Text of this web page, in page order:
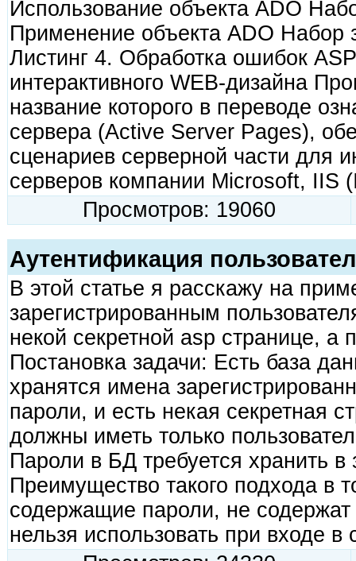
Использование объекта ADO
Применение объекта ADO Набор
Листинг 4. Обработка ошибок
интерактивного WEB-дизайна
название которого в переводе
сервера (Active Server Pages),
сценариев серверной части для
серверов компании Microsoft, IIS
Просмотров: 19060
Аутентификация
В этой статье я расскажу на
зарегистрированным
некой секретной asp странице, а
Постановка задачи: Есть база
хранятся имена
пароли, и есть некая секретная
должны иметь только
Пароли в БД требуется хранить
Преимущество такого подхода в
содержащие пароли, не
нельзя использовать при входе в